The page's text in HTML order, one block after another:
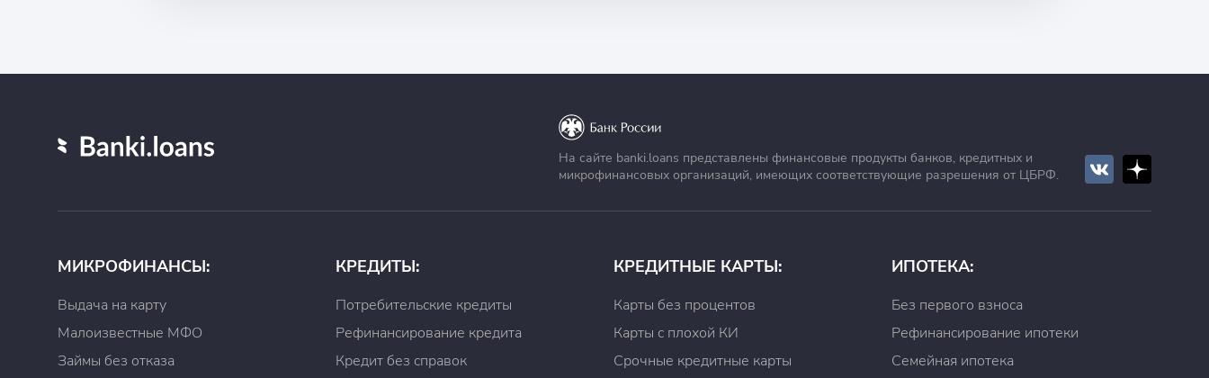
На сайте banki.loans представлены финансовые продукты банков, кредитных и
микрофинансовых организаций, имеющих соответствующие разрешения от ЦБРФ.
МИКРОФИНАНСЫ:
Выдача на карту
Малоизвестные МФО
Займы без отказа
КРЕДИТЫ:
Потребительские кредиты
Рефинансирование кредита
Кредит без справок
КРЕДИТНЫЕ КАРТЫ:
Карты без процентов
Карты с плохой КИ
Срочные кредитные карты
ИПОТЕКА:
Без первого взноса
Рефинансирование ипотеки
Семейная ипотека